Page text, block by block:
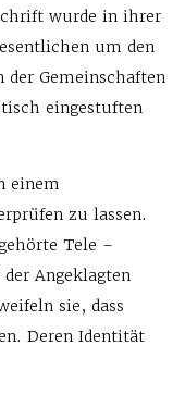
wurde in ihrer
um den
Gemeinschaften
eingestuften
einem
zu lassen.
Tele –
Angeklagten
sie, dass
Deren Identität